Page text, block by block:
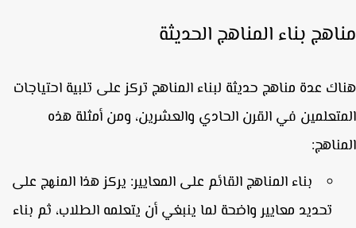
بناء المناهج الحديثة
عدة مناهج حديثة لبناء المناهج تركز على تلبية احتياجات
في القرن الحادي والعشرين، ومن أمثلة هذه
بناء المناهج القائم على المعايير:يركز هذا المنهج على
تحديد معايير واضحة لما ينبغي أن يتعلمه الطلاب، ثم بناء